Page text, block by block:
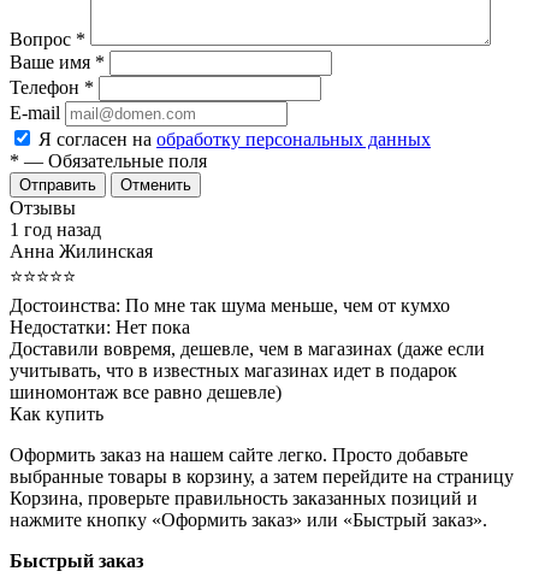
Вопрос *
Ваше имя *
Телефон *
E-mail
Я согласен на обработку персональных данных
* — Обязательные поля
Отменить
Отзывы
1 год назад
Анна Жилинская
⭐⭐⭐⭐⭐
Достоинства: По мне так шума меньше, чем от кумхо
Недостатки: Нет пока
Доставили вовремя, дешевле, чем в магазинах (даже если
учитывать, что в известных магазинах идет в подарок
шиномонтаж все равно дешевле)
Как купить
Оформить заказ на нашем сайте легко. Просто добавьте
выбранные товары в корзину, а затем перейдите на страницу
Корзина, проверьте правильность заказанных позиций и
нажмите кнопку «Оформить заказ» или «Быстрый заказ».
Быстрый заказ